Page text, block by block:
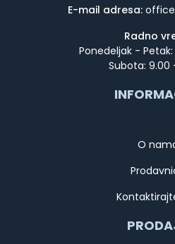
E-mail adresa:
Radno
Ponedeljak -
Subota: 9.00
O